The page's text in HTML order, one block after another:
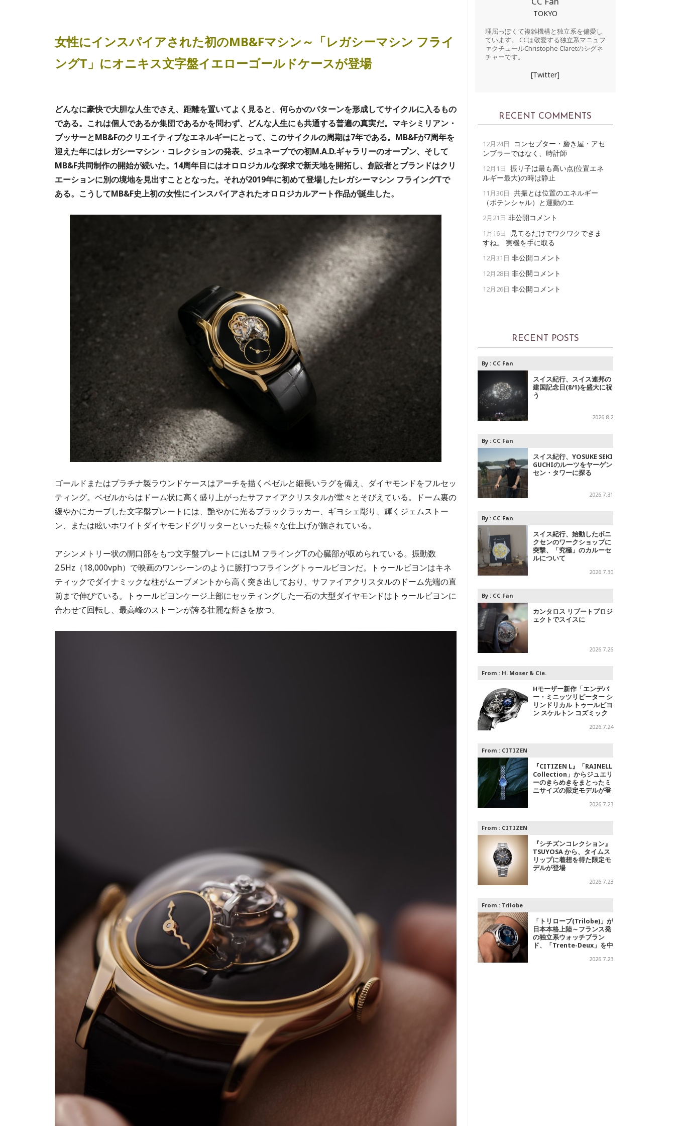
女性にインスパイアされた初のMB&Fマシン～「レガシーマシン フライ
ングT」にオニキス文字盤イエローゴールドケースが登場
どんなに豪快で大胆な人生でさえ、距離を置いてよく見ると、何らかのパターンを形成してサイクルに入るもの
である。これは個人であるか集団であるかを問わず、どんな人生にも共通する普遍の真実だ。マキシミリアン・
ブッサーとMB&Fのクリエイティブなエネルギーにとって、このサイクルの周期は7年である。MB&Fが7周年を
迎えた年にはレガシーマシン・コレクションの発表、ジュネーブでの初M.A.D.ギャラリーのオープン、そして
MB&F共同制作の開始が続いた。14周年目にはオロロジカルな探求で新天地を開拓し、創設者とブランドはクリ
エーションに別の境地を見出すこととなった。それが2019年に初めて登場したレガシーマシン フライングTで
ある。こうしてMB&F史上初の女性にインスパイアされたオロロジカルアート作品が誕生した。
ゴールドまたはプラチナ製ラウンドケースはアーチを描くベゼルと細長いラグを備え、ダイヤモンドをフルセッ
ティング。ベゼルからはドーム状に高く盛り上がったサファイアクリスタルが堂々とそびえている。ドーム裏の
緩やかにカーブした文字盤プレートには、艶やかに光るブラックラッカー、ギヨシェ彫り、輝くジェムストー
ン、または眩いホワイトダイヤモンドグリッターといった様々な仕上げが施されている。
アシンメトリー状の開口部をもつ文字盤プレートにはLM フライングTの心臓部が収められている。振動数
2.5Hz（18,000vph）で映画のワンシーンのように脈打つフライングトゥールビヨンだ。トゥールビヨンはキネ
ティックでダイナミックな柱がムーブメントから高く突き出しており、サファイアクリスタルのドーム先端の直
前まで伸びている。トゥールビヨンケージ上部にセッティングした一石の大型ダイヤモンドはトゥールビヨンに
合わせて回転し、最高峰のストーンが誇る壮麗な輝きを放つ。
TOKYO
理屈っぽくて複雑機構と独立系を偏愛し
ています。 CCは敬愛する独立系マニュフ
ァクチュールChristophe Claretのシグネ
チャーです。
[Twitter]
RECENT COMMENTS
12月24日
コンセプター・磨き屋・アセ
ンブラーではなく、時計師
12月1日 振り子は最も高い点(位置エネ
ルギー最大)の時は静止
11月30日 共振とは位置のエネルギー
（ポテンシャル）と運動のエ
2月21日 非公開コメント
1月16日
見てるだけでワクワクできま
すね。 実機を手に取る
12月31日 非公開コメント
12月28日 非公開コメント
12月26日 非公開コメント
RECENT POSTS
By : CC Fan
スイス紀行、スイス連邦の
建国記念日(8/1)を盛大に祝
う
2026.8.2
By : CC Fan
スイス紀行、YOSUKE SEKI
GUCHIのルーツをヤーゲン
セン・タワーに探る
2026.7.31
By : CC Fan
スイス紀行、始動したボニ
クセンのワークショップに
突撃、「究極」のカルーセ
ルについて
2026.7.30
By : CC Fan
カンタロス リブートプロジ
ェクトでスイスに
2026.7.26
From : H. Moser & Cie.
Hモーザー新作「エンデバ
ー・ミニッツリピーター シ
リンドリカル トゥールビヨ
ン スケルトン コズミック
2026.7.24
From : CITIZEN
『CITIZEN L』「RAINELL
Collection」からジュエリ
ーのきらめきをまとったミ
ニサイズの限定モデルが登
2026.7.23
From : CITIZEN
『シチズンコレクション』
TSUYOSA から、タイムス
リップに着想を得た限定モ
デルが登場
2026.7.23
From : Trilobe
「トリローブ(Trilobe)」が
日本本格上陸～フランス発
の独立系ウォッチブラン
ド、「Trente-Deux」を中
2026.7.23